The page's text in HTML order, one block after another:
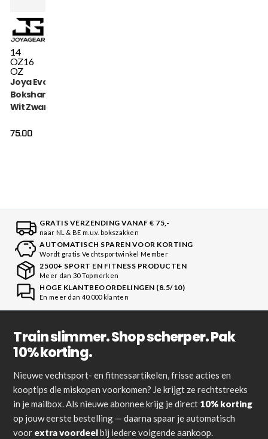
14
OZ16
OZ
Joya Evolution
Bokshandschoenen
Wit Zwart
75.00
GRATIS VERZENDING VANAF € 75,-
naar NL & BE m.u.v. bokszakken
AUTOMATISCH SPAREN VOOR KORTING
Wordt gratis Vechtsportwinkel Member
2500+ SPORT EN FITNESS PRODUCTEN
Meer dan 30 Topmerken
HOGE KLANTBEOORDELINGEN (8.5/10)
En meer dan 40.000 klanten
Train slimmer. Shop scherper. Pak
10% korting.
Nieuwe vechtsport- en fitnessartikelen, frisse acties en
kooptips die miskopen voorkomen? Je krijgt ze rechtstreeks
in je mailbox. Als nieuwe abonnee krijg je direct 10% korting
op jouw eerste bestelling — daarna spaar je automatisch
voor extra voordeelbij iedere volgende aankoop.